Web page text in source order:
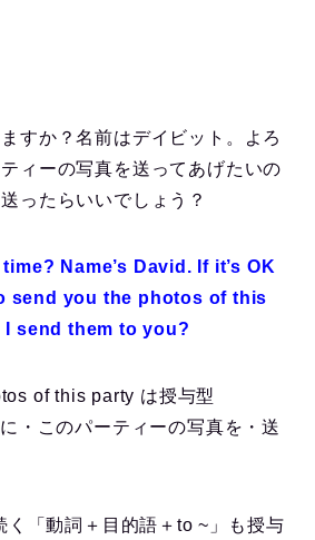
すか？名前はデイビット。よろ
ィーの写真を送ってあげたいの
ったらいいでしょう？
Name’s David. If it’s OK
send you the photos of this
send them to you?
of this party は授与型
・このパーティーの写真を・送
く「動詞＋目的語＋to ~」も授与